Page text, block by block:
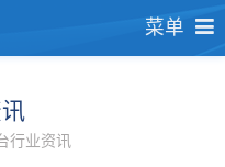
菜单
行业资讯